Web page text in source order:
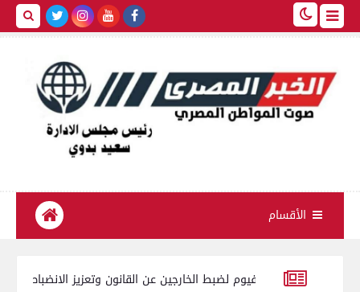
الأقسام
الفيوم لضبط الخارجين عن القانون وتعزيز الانضباط المروري